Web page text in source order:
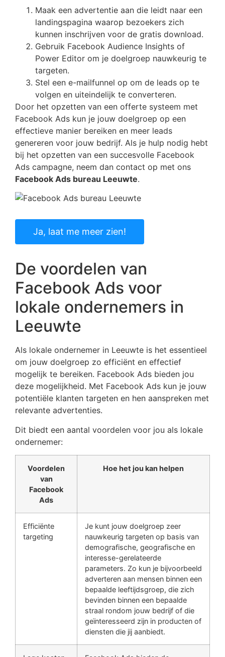
Maak een advertentie aan die leidt naar een
landingspagina waarop bezoekers zich
kunnen inschrijven voor de gratis download.
Gebruik Facebook Audience Insights of
Power Editor om je doelgroep nauwkeurig te
targeten.
Stel een e-mailfunnel op om de leads op te
volgen en uiteindelijk te converteren.
Door het opzetten van een offerte systeem met
Facebook Ads kun je jouw doelgroep op een
effectieve manier bereiken en meer leads
genereren voor jouw bedrijf. Als je hulp nodig hebt
bij het opzetten van een succesvolle Facebook
Ads campagne, neem dan contact op met ons
Facebook Ads bureau Leeuwte.
Ja, laat me meer zien!
De voordelen van
Facebook Ads voor
lokale ondernemers in
Leeuwte
Als lokale ondernemer in Leeuwte is het essentieel
om jouw doelgroep zo efficiënt en effectief
mogelijk te bereiken. Facebook Ads bieden jou
deze mogelijkheid. Met Facebook Ads kun je jouw
potentiële klanten targeten en hen aanspreken met
relevante advertenties.
Dit biedt een aantal voordelen voor jou als lokale
ondernemer:
Voordelen
van
Facebook
Ads
Hoe het jou kan helpen
Efficiënte
targeting
Je kunt jouw doelgroep zeer
nauwkeurig targeten op basis van
demografische, geografische en
interesse-gerelateerde
parameters. Zo kun je bijvoorbeeld
adverteren aan mensen binnen een
bepaalde leeftijdsgroep, die zich
bevinden binnen een bepaalde
straal rondom jouw bedrijf of die
geïnteresseerd zijn in producten of
diensten die jij aanbiedt.